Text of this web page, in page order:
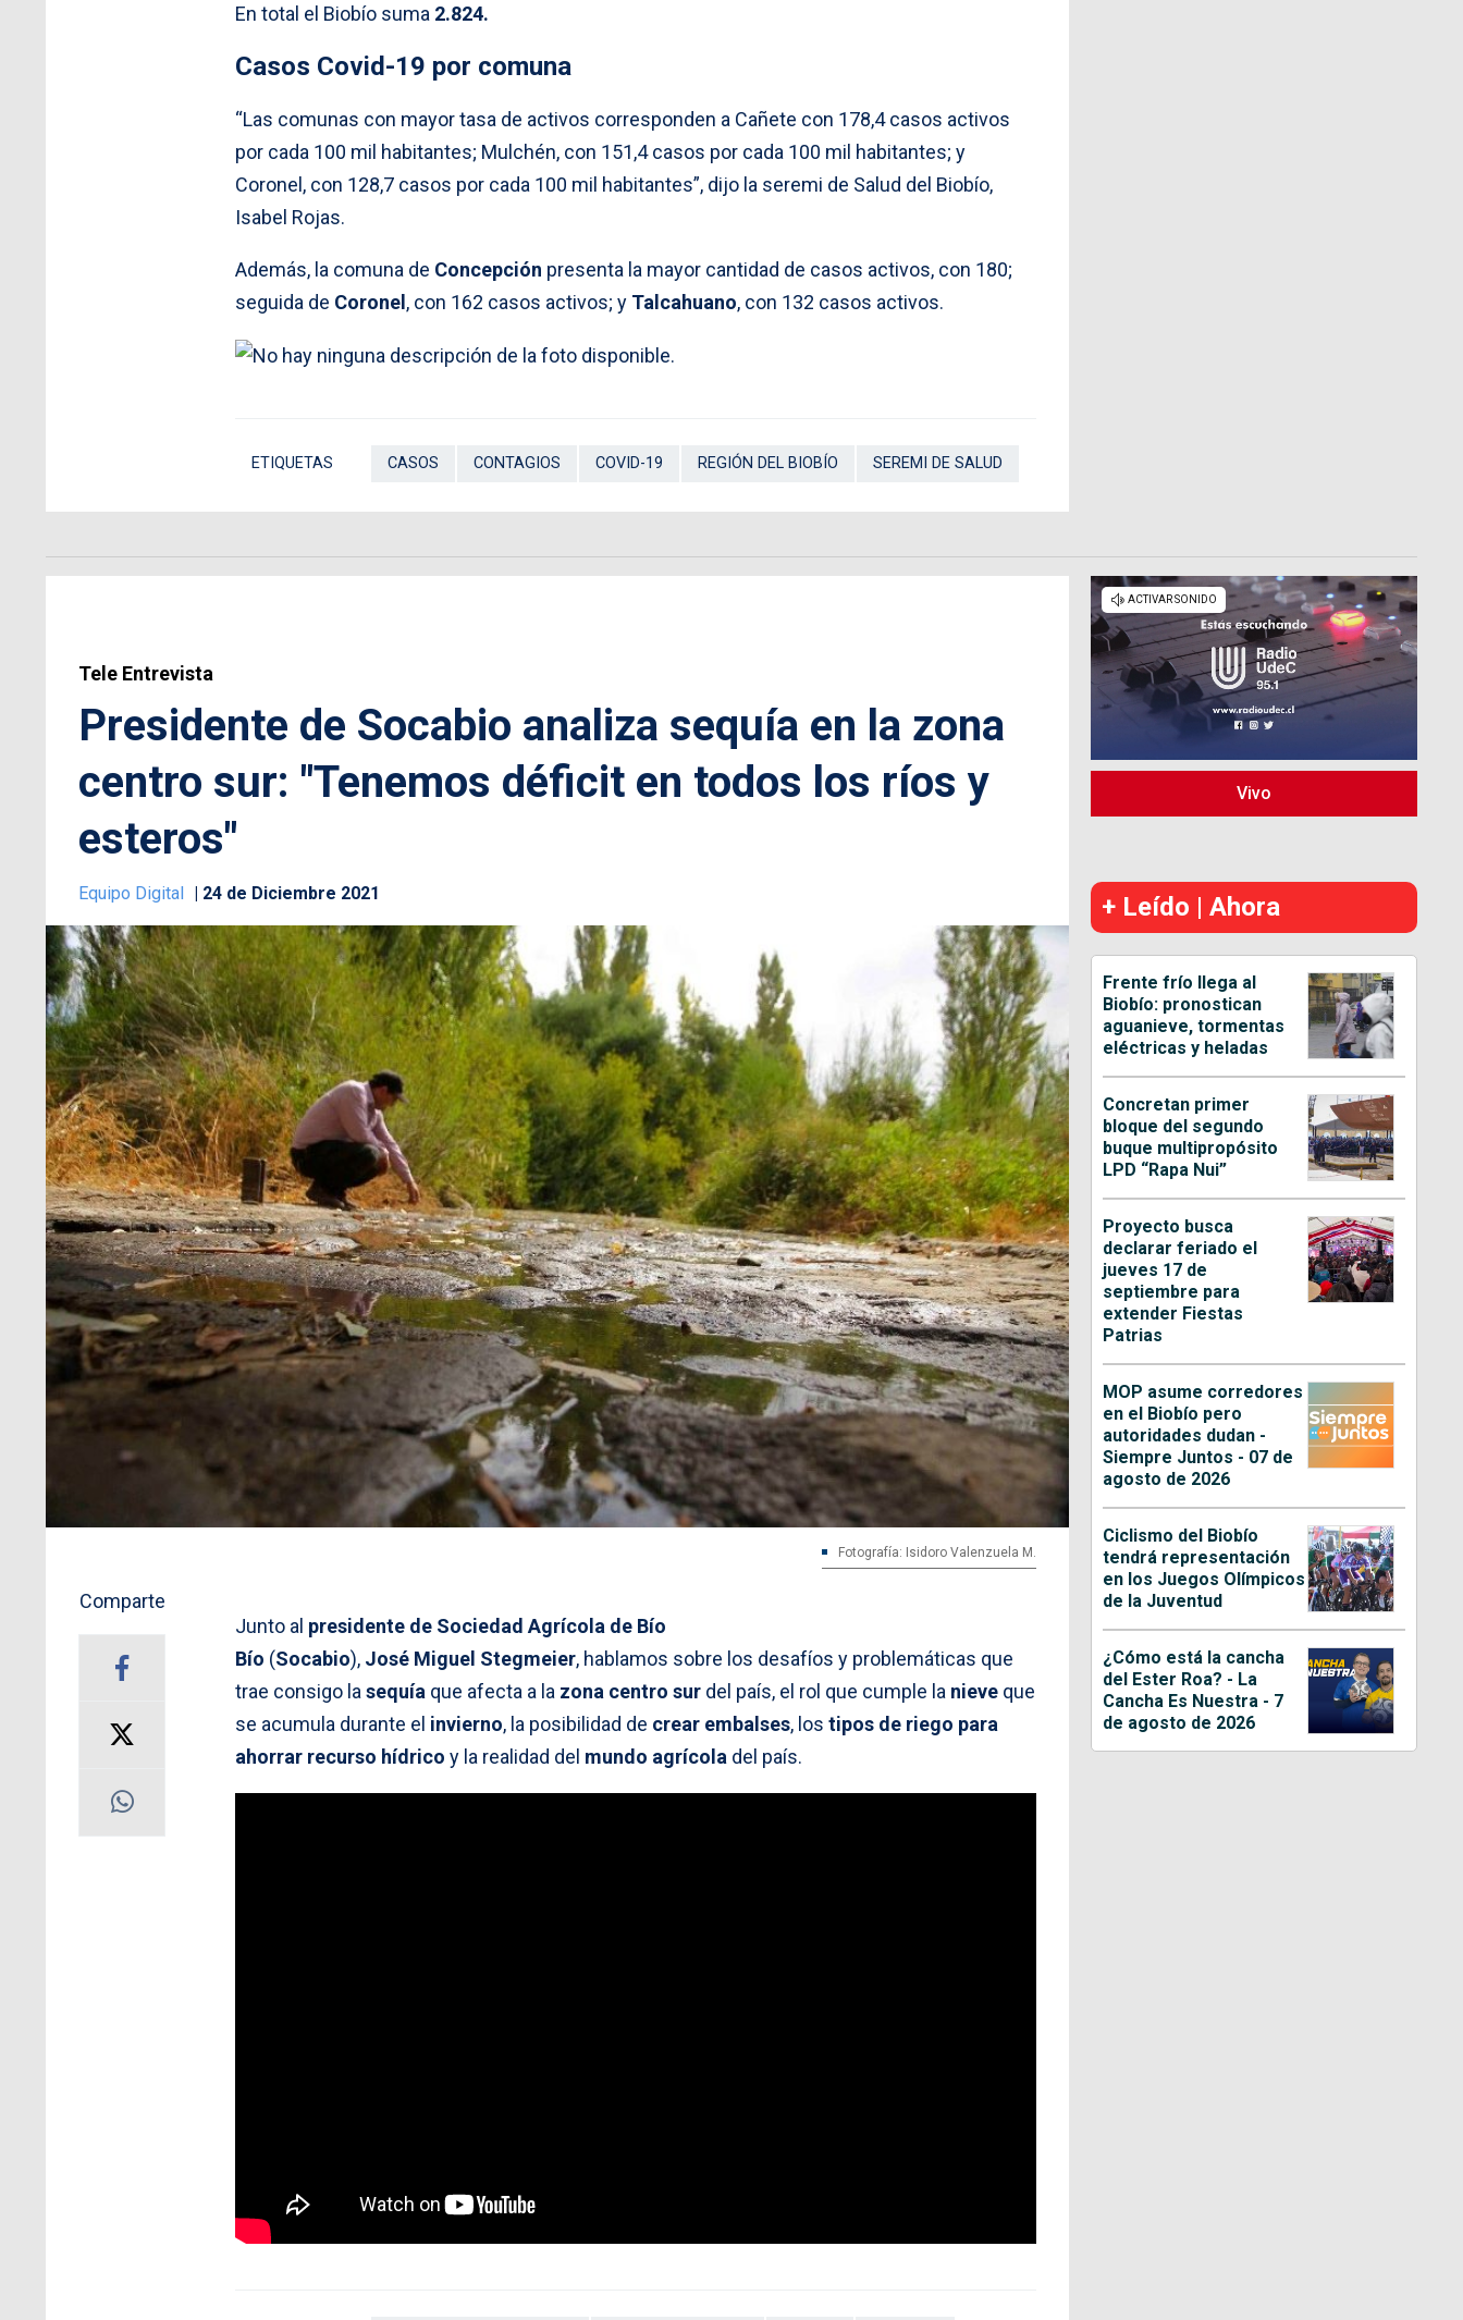
En total el Biobío suma 2.824.
Casos Covid-19 por comuna
“Las comunas con mayor tasa de activos corresponden a Cañete con 178,4 casos activos
por cada 100 mil habitantes; Mulchén, con 151,4 casos por cada 100 mil habitantes; y
Coronel, con 128,7 casos por cada 100 mil habitantes”, dijo la seremi de Salud del Biobío,
Isabel Rojas.
Además, la comuna de Concepción presenta la mayor cantidad de casos activos, con 180;
seguida de Coronel, con 162 casos activos; y Talcahuano, con 132 casos activos.
ETIQUETAS CASOS CONTAGIOS COVID-19 REGIÓN DEL BIOBÍO SEREMI DE SALUD
Tele Entrevista
Presidente de Socabio analiza sequía en la zona
centro sur: "Tenemos déficit en todos los ríos y
esteros"
Equipo Digital 24 de Diciembre 2021
Fotografía: Isidoro Valenzuela M.
Comparte
Junto al presidente de Sociedad Agrícola de Bío
Bío (Socabio), José Miguel Stegmeier, hablamos sobre los desafíos y problemáticas que
trae consigo la sequía que afecta a la zona centro sur del país, el rol que cumple la nieve que
se acumula durante el invierno, la posibilidad de crear embalses, los tipos de riego para
ahorrar recurso hídrico y la realidad del mundo agrícola del país.
Vivo
+ Leído | Ahora
Frente frío llega al
Biobío: pronostican
aguanieve, tormentas
eléctricas y heladas
Concretan primer
bloque del segundo
buque multipropósito
LPD “Rapa Nui”
Proyecto busca
declarar feriado el
jueves 17 de
septiembre para
extender Fiestas
Patrias
MOP asume corredores
en el Biobío pero
autoridades dudan -
Siempre Juntos - 07 de
agosto de 2026
Ciclismo del Biobío
tendrá representación
en los Juegos Olímpicos
de la Juventud
¿Cómo está la cancha
del Ester Roa? - La
Cancha Es Nuestra - 7
de agosto de 2026